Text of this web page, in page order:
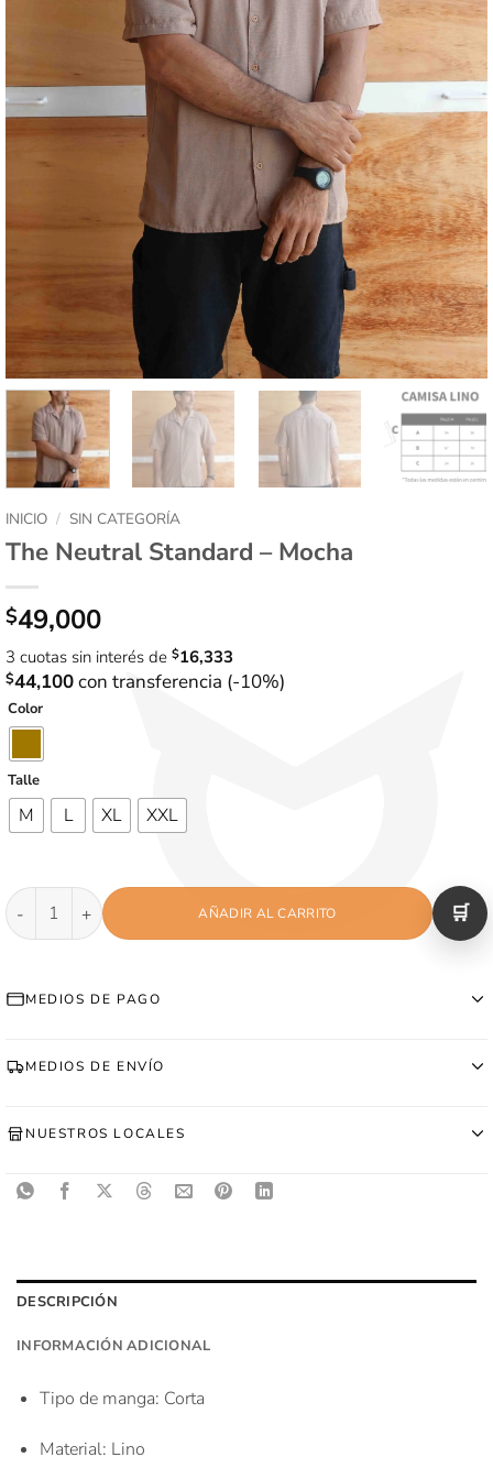
INICIO / SIN CATEGORÍA
The Neutral Standard – Mocha
$49,000
3 cuotas sin interés de $16,333
$44,100con transferencia (-10%)
Color
Talle
M L XL XXL
The Neutral Standard - Mocha cantidad
AÑADIR AL CARRITO
MEDIOS DE PAGO
MEDIOS DE ENVÍO
NUESTROS LOCALES
DESCRIPCIÓN
INFORMACIÓN ADICIONAL
Tipo de manga: Corta
Material: Lino